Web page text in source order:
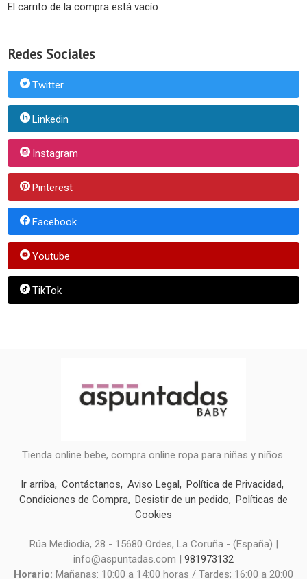
El carrito de la compra está vacío
Redes Sociales
Twitter
Linkedin
Instagram
Pinterest
Facebook
Youtube
TikTok
Tienda online bebe, compra online ropa para niñas y niños.
Ir arriba Contáctanos Aviso Legal
Política de Privacidad
Condiciones de Compra Desistir de un pedido
Políticas de
Cookies
Rúa Mediodía, 28 - 15680 Ordes, La Coruña - (España) |
info@aspuntadas.com | 981973132
Horario: Mañanas: 10:00 a 14:00 horas / Tardes; 16:00 a 20:00